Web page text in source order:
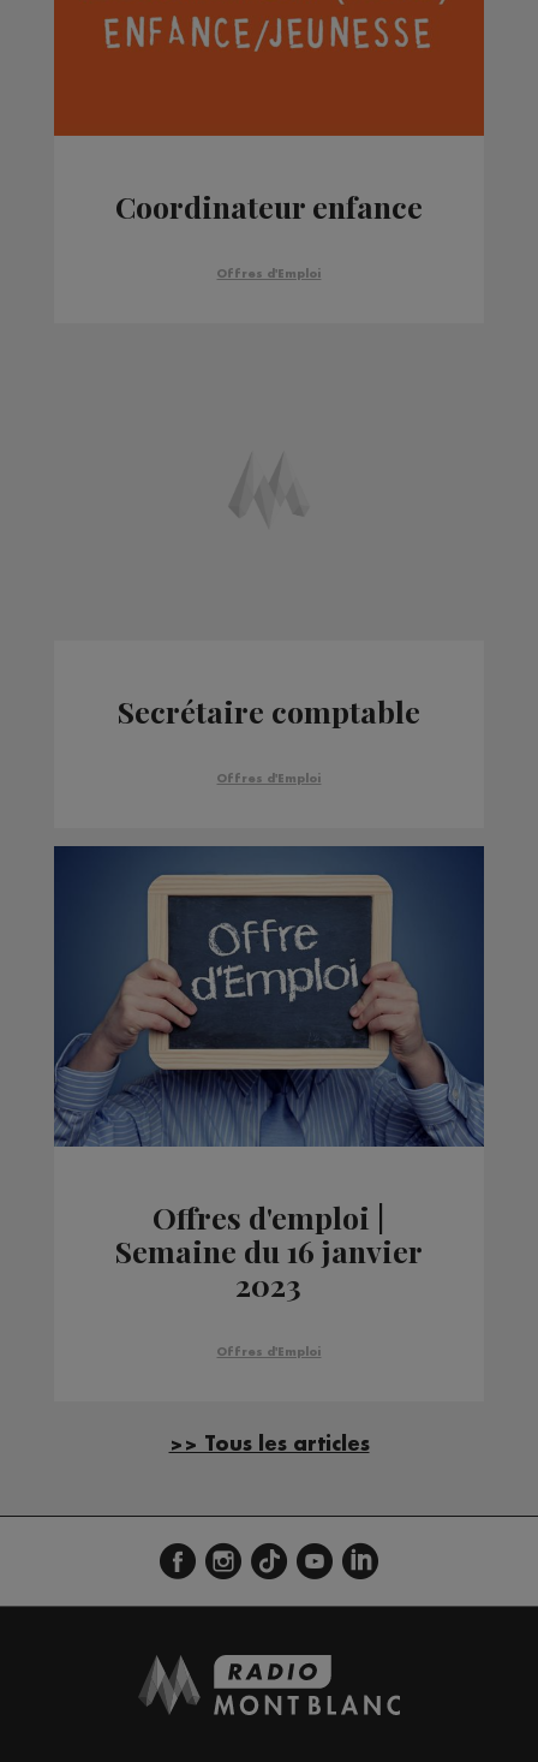
Coordinateur enfance
Offres d'Emploi
Secrétaire comptable
Offres d'Emploi
Offres d'emploi |
Semaine du 16 janvier
2023
Offres d'Emploi
>> Tous les articles